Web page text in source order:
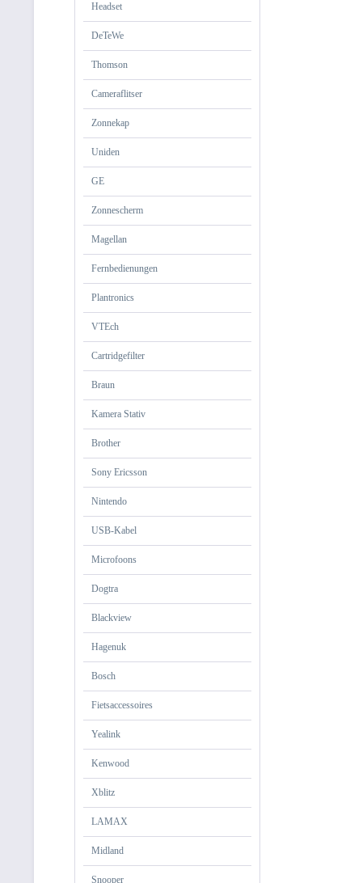
Headset
DeTeWe
Thomson
Cameraflitser
Zonnekap
Uniden
GE
Zonnescherm
Magellan
Fernbedienungen
Plantronics
VTEch
Cartridgefilter
Braun
Kamera Stativ
Brother
Sony Ericsson
Nintendo
USB-Kabel
Microfoons
Dogtra
Blackview
Hagenuk
Bosch
Fietsaccessoires
Yealink
Kenwood
Xblitz
LAMAX
Midland
Snooper